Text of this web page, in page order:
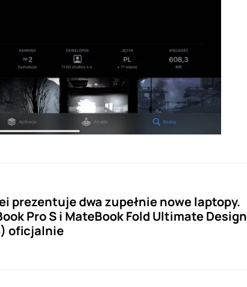
prezentuje dwa zupełnie nowe laptopy.
Pro S i MateBook Fold Ultimate Design
oficjalnie